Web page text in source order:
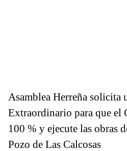
Asamblea Herreña solicita
Extraordinario para que el
100 % y ejecute las obras
Pozo de Las Calcosas